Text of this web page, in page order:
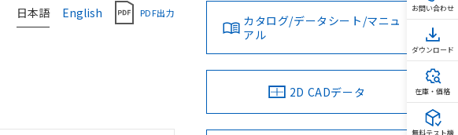
日本語 English PDF出力
カタログ/データシート/マニュ
アル
2D CADデータ
お問い合わせ
ダウンロード
在庫・価格